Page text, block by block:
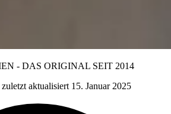
- DAS ORIGINAL SEIT 2014
zuletzt aktualisiert 15. Januar 2025